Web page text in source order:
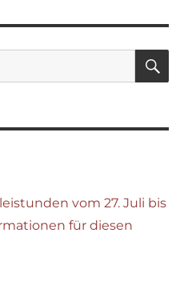
vom 27. Juli bis
für diesen